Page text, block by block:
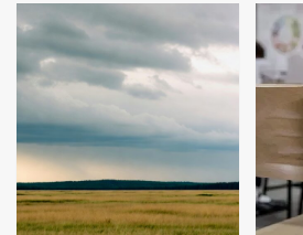
3
pampeanos que
protagonistas del
en la mañana del
4
Accidente en Ruta
joven de Trenque